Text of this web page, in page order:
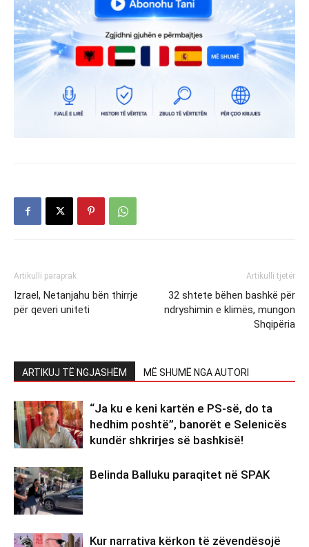
Artikulli paraprak
Izrael, Netanjahu bën thirrje
për qeveri uniteti
Artikulli tjetër
32 shtete bëhen bashkë për
ndryshimin e klimës, mungon
Shqipëria
ARTIKUJ TË NGJASHËM MË SHUMË NGA AUTORI
“Ja ku e keni kartën e PS-së, do ta
hedhim poshtë”, banorët e Selenicës
kundër shkrirjes së bashkisë!
Belinda Balluku paraqitet në SPAK
Kur narrativa kërkon të zëvendësojë